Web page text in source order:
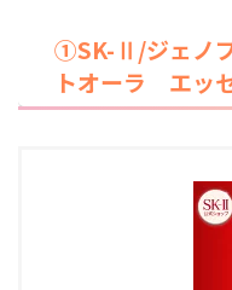
①SK-Ⅱ/ジェノ
トオーラ エッ